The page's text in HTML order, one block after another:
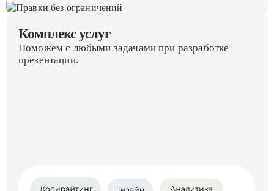
Комплекс услуг
Поможем с любыми задачами при разработке
презентации.